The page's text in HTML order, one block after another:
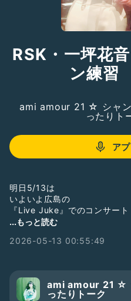
RSK・一坪花
ン練
ami amour 21 ☆ シャン
ったりト
ア
明日5/13は
いよいよ広島の
『Live Juke』でのコンサート
お手続き簡単ですので
RSK山陽放送
一坪花音アナウンサー
...もっと読む
2026-05-13 00:55:49
ami amour 21 ☆
ったりトーク